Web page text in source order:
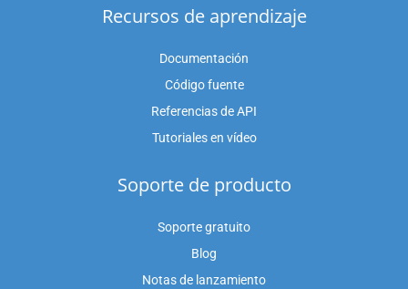
Recursos de aprendizaje
Documentación
Código fuente
Referencias de API
Tutoriales en vídeo
Soporte de producto
Soporte gratuito
Blog
Notas de lanzamiento